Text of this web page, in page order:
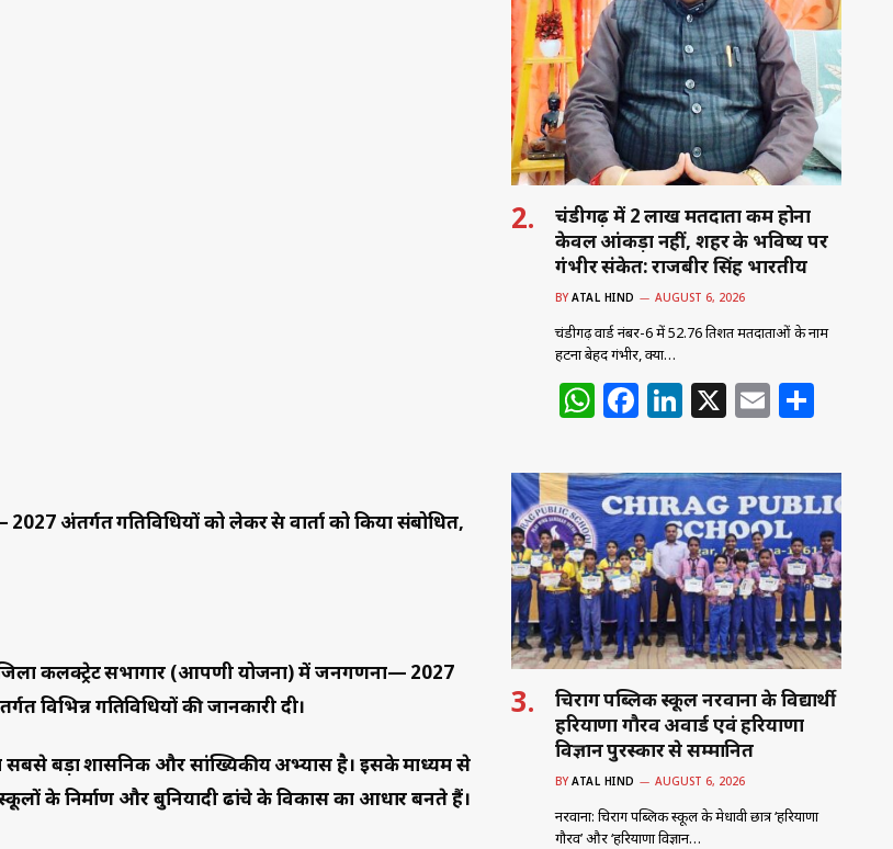
गतिविधियों को लेकर प्रेस वार्ता को किया संबोधित,
कलक्ट्रेट सभागार (आपणी योजना) में जनगणना— 2027
विभिन्न गतिविधियों की जानकारी दी।
बड़ा प्रशासनिक और सांख्यिकीय अभ्यास है। इसके माध्यम से
के निर्माण और बुनियादी ढांचे के विकास का आधार बनते हैं।
s
A
p
p
e
b
o
o
k
e
dI
n
l e
चंडीगढ़ में 2 लाख मतदाता कम होना
केवल आंकड़ा नहीं, शहर के भविष्य पर
गंभीर संकेत: राजबीर सिंह भारतीय
BY ATAL HIND AUGUST 6, 2026
चंडीगढ़ वार्ड नंबर-6 में 52.76 प्रतिशत मतदाताओं के नाम
हटना बेहद गंभीर, क्या…
W
at
s
A
p
p
F
c
e
b
o
o
k
Li
k
e
dI
n
X E
ai
l
ar
e
चिराग पब्लिक स्कूल नरवाना के विद्यार्थी
हरियाणा गौरव अवार्ड एवं हरियाणा
विज्ञान पुरस्कार से सम्मानित
BY ATAL HIND AUGUST 6, 2026
नरवाना: चिराग पब्लिक स्कूल के मेधावी छात्र ‘हरियाणा
गौरव’ और ‘हरियाणा विज्ञान…